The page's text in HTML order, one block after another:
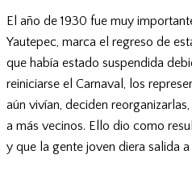
El año de 1930 fue muy
Yautepec, marca el regreso de
que había estado suspendida
reiniciarse el Carnaval, los
aún vivían, deciden
a más vecinos. Ello dio como
y que la gente joven diera salida